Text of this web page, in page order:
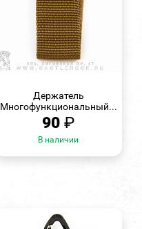
Держатель
Многофункциональный...
90 ₽
В наличии